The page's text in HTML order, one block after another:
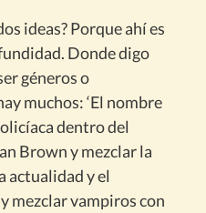
ideas? Porque ahí es
Donde digo
géneros o
muchos: ‘El nombre
dentro del
Brown y mezclar la
actualidad y el
y mezclar vampiros con